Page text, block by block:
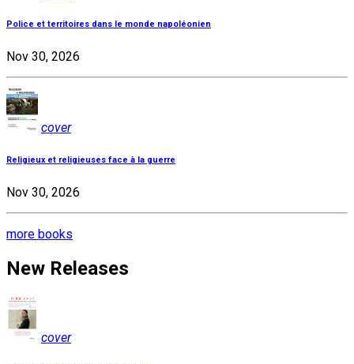
Police et territoires dans le monde napoléonien
Nov 30, 2026
cover
Religieux et religieuses face à la guerre
Nov 30, 2026
more books
New Releases
cover